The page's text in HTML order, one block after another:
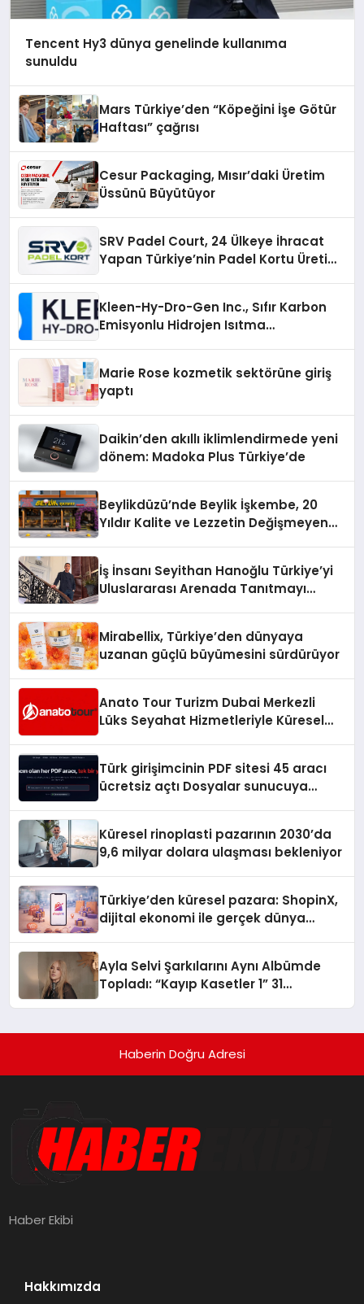
Tencent Hy3 dünya genelinde kullanıma
sunuldu
Mars Türkiye’den “Köpeğini İşe Götür
Haftası” çağrısı
Cesur Packaging, Mısır’daki Üretim
Üssünü Büyütüyor
SRV Padel Court, 24 Ülkeye İhracat
Yapan Türkiye’nin Padel Kortu Üretim
Kleen-Hy-Dro-Gen Inc., Sıfır Karbon
Emisyonlu Hidrojen Isıtma
Marie Rose kozmetik sektörüne giriş
yaptı
Daikin’den akıllı iklimlendirmede yeni
dönem: Madoka Plus Türkiye’de
Beylikdüzü’nde Beylik İşkembe, 20
Yıldır Kalite ve Lezzetin Değişmeyen
İş İnsanı Seyithan Hanoğlu Türkiye’yi
Uluslararası Arenada Tanıtmayı
Mirabellix, Türkiye’den dünyaya
uzanan güçlü büyümesini sürdürüyor
Anato Tour Turizm Dubai Merkezli
Lüks Seyahat Hizmetleriyle Küresel
Türk girişimcinin PDF sitesi 45 aracı
ücretsiz açtı Dosyalar sunucuya
Küresel rinoplasti pazarının 2030’da
9,6 milyar dolara ulaşması bekleniyor
Türkiye’den küresel pazara: ShopinX,
dijital ekonomi ile gerçek dünya
Ayla Selvi Şarkılarını Aynı Albümde
Topladı: “Kayıp Kasetler 1” 31
Haberin Doğru Adresi
Haber Ekibi
Hakkımızda